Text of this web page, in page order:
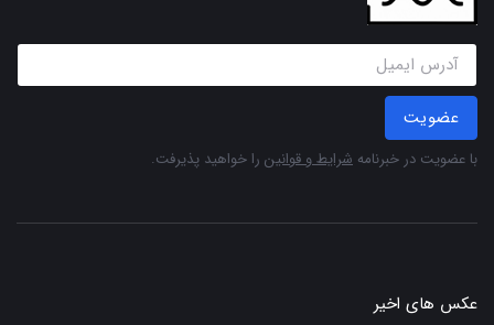
عضویت
با عضویت در خبرنامه شرایط و قوانین را خواهید پذیرفت.
عکس های اخیر